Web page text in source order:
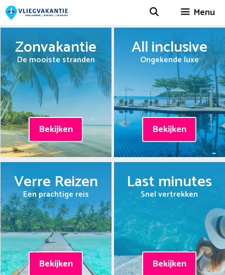
Spring
naar
Menu
Zonvakantie
De mooiste stranden
Bekijken
All inclusive
Ongekende luxe
Bekijken
Verre Reizen
Een prachtige reis
Bekijken
Last minutes
Snel vertrekken
Bekijken